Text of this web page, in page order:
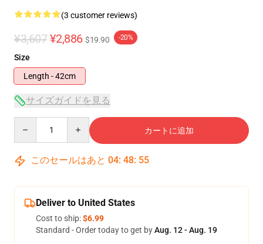
(3 customer reviews)
¥3,607 ¥2,886 $19.90 -20%
Size
Length - 42cm
サイズガイドを見る
カートに追加
このセールはあと 04: 48: 54
Deliver to United States
Cost to ship:$6.99
Standard - Order today to get byAug. 12 - Aug. 19